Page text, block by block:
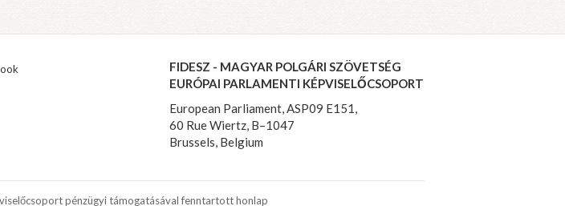
FIDESZ - MAGYAR POLGÁRI SZÖVETSÉG
EURÓPAI PARLAMENTI KÉPVISELŐCSOPORT
European Parliament, ASP09 E151,
60 Rue Wiertz, B–1047
Brussels, Belgium
pénzügyi támogatásával fenntartott honlap